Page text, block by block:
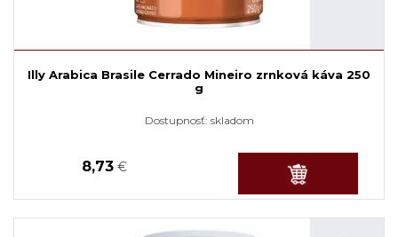
Illy Arabica Brasile Cerrado Mineiro zrnková káva 250
g
Dostupnosť: skladom
8,73 €